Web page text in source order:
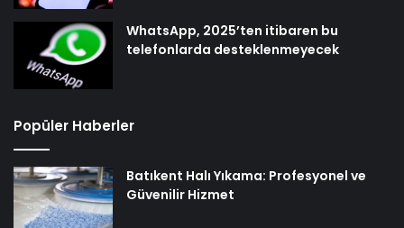
WhatsApp, 2025’ten itibaren bu
telefonlarda desteklenmeyecek
Popüler Haberler
Batıkent Halı Yıkama: Profesyonel ve
Güvenilir Hizmet